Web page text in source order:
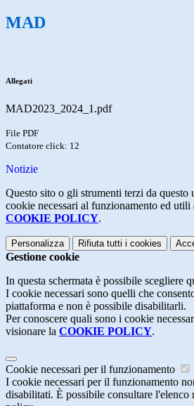
MAD
Allegati
MAD2023_2024_1.pdf
File PDF
Contatore click: 12
Notizie
Questo sito o gli strumenti terzi da
cookie necessari al funzionamento ed
COOKIE POLICY.
Personalizza Rifiuta tutti i cookies
Gestione cookie
In questa schermata è possibile scegliere
I cookie necessari sono quelli che
piattaforma e non è possibile disabilitarli.
Per conoscere quali sono i cookie
visionare la COOKIE POLICY.
Cookie necessari per il funzionamento
I cookie necessari per il funzionamento
disabilitati. È possibile consultare l'elenco